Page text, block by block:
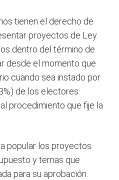
tienen el derecho de
proyectos de Ley.
dentro del término de
desde el momento que
cuando sea instado por
de los electores
procedimiento que fije la
popular los proyectos
y temas que
para su aprobación.